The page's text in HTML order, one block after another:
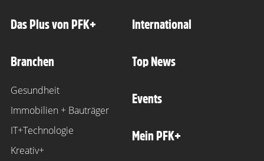
Das Plus von PFK+
Branchen
Gesundheit
Immobilien + Bauträger
IT+Technologie
Kreativ+
International
Top News
Events
Mein PFK+